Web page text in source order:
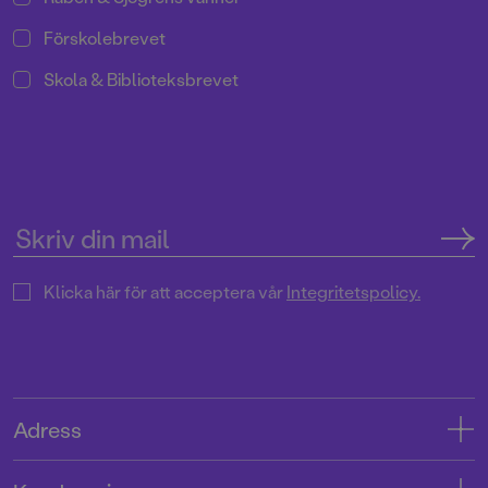
Förskolebrevet
Skola & Biblioteksbrevet
Klicka här för att acceptera vårIntegritetspolicy.
Adress